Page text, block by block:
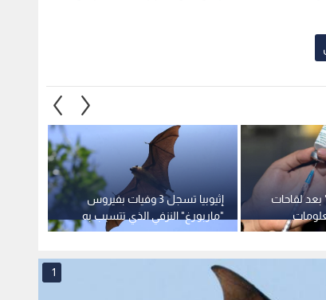
إثيوبيا تسجل 3 وفيات بفيروس
"ماربورغ" النزفي الذي تتسبب به
الخفافيش
بعد لقاحات
1